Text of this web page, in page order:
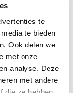
te
te bieden
Ook delen we
met onze
analyse. Deze
met andere
een
Deze
van een
gedroogde